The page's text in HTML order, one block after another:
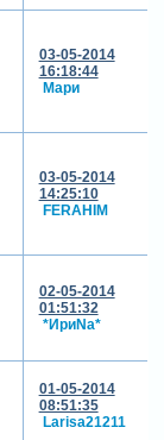
03-05-2014
16:18:44
Мари
03-05-2014
14:25:10
FERAHIM
02-05-2014
01:51:32
*ИриNа*
01-05-2014
08:51:35
Larisa21211